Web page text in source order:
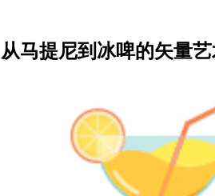
马提尼到冰啤的矢量